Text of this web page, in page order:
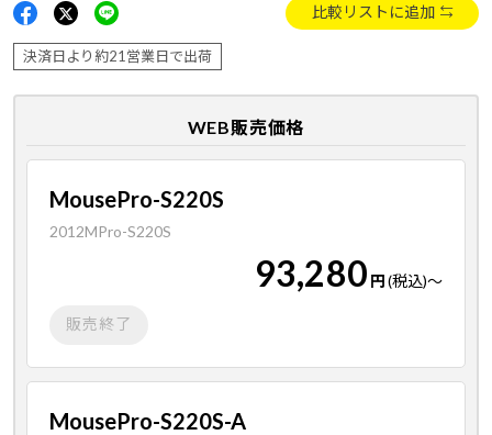
比較リストに追加
決済日より約21営業日で出荷
WEB販売価格
MousePro-S220S
2012MPro-S220S
93,280 円(税込)～
販売終了
MousePro-S220S-A